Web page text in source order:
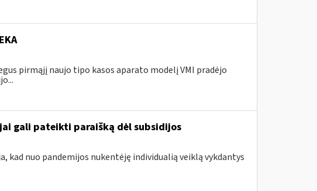
pirmąjį naujo tipo kasos aparato modelį VMI pradėjo
gali pateikti paraišką dėl subsidijos
kad nuo pandemijos nukentėję individualią veiklą vykdantys